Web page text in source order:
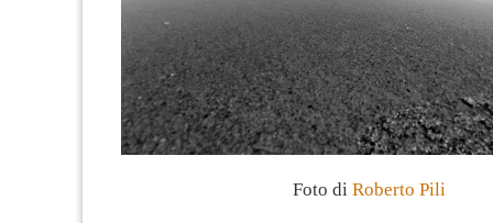
Foto di Roberto Pili